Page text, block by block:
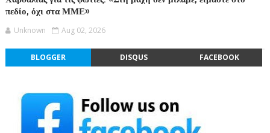
πεδίο, όχι στα ΜΜΕ»
Unknown Aug 02, 2026
BLOGGER DISQUS FACEBOOK